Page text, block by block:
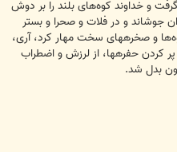
و خداوند کوه‌های بلند را بر دوش
جوشاند و در فلات و صحرا و بستر
و صخره‏های سخت مهار کرد، آری،
پر کردن حفره‏ها، از لرزش و اضطراب
بدل شد.